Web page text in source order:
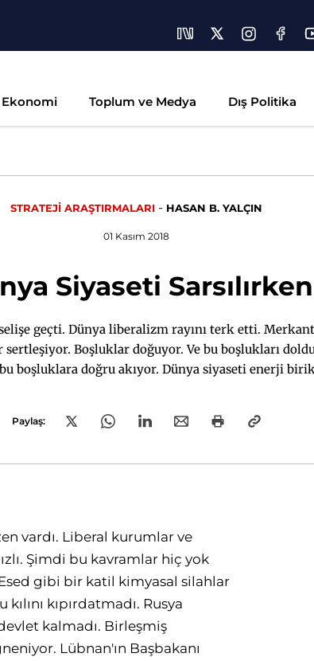
Ekonomi Toplum ve Medya Dış Politika
STRATEJİ ARAŞTIRMALARI - HASAN B. YALÇIN
01 Kasım 2018
Siyaseti Sarsılırken
geçti. Dünya liberalizm rayını terk etti.
sertleşiyor. Boşluklar doğuyor. Ve bu boşlukları
boşluklara doğru akıyor. Dünya siyaseti enerji
Paylaş:
vardı. Liberal kurumlar ve
Şimdi bu kavramlar hiç yok
gibi bir katil kimyasal silahlar
kıpırdatmadı. Rusya
kalmadı. Birleşmiş
Lübnan'ın Başbakanı